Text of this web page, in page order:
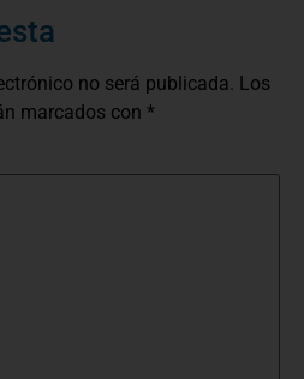
no será publicada. Los
marcados con *